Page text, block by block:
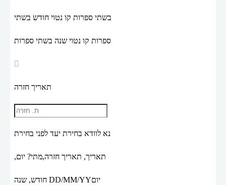
בשתי ספרות קו נטוי חודש בשתי
ספרות קו נטוי שנה בשתי ספרות
תאריך חזרה
נא לוודא בחירת יעד לפני בחירת
תאריך, תאריך חזרה,מתי? יום,
DD/MM/YYיום